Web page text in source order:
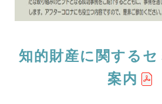
知的財産に関する
案内